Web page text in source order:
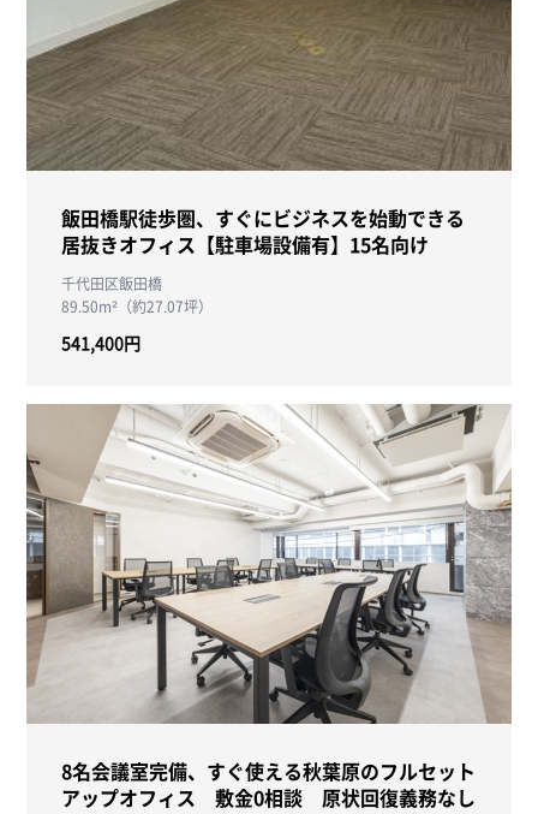
飯田橋駅徒歩圏、すぐにビジネスを始動できる
居抜きオフィス【駐車場設備有】15名向け
千代田区飯田橋
89.50m²（約27.07坪）
541,400円
8名会議室完備、すぐ使える秋葉原のフルセット
アップオフィス 敷金0相談 原状回復義務なし